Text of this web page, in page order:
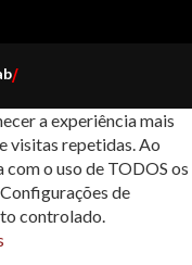
/
a experiência mais
visitas repetidas. Ao
o uso de TODOS os
de
controlado.